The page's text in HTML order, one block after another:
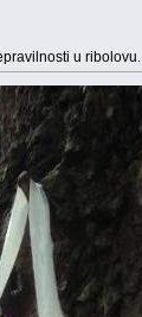
u ribolovu.